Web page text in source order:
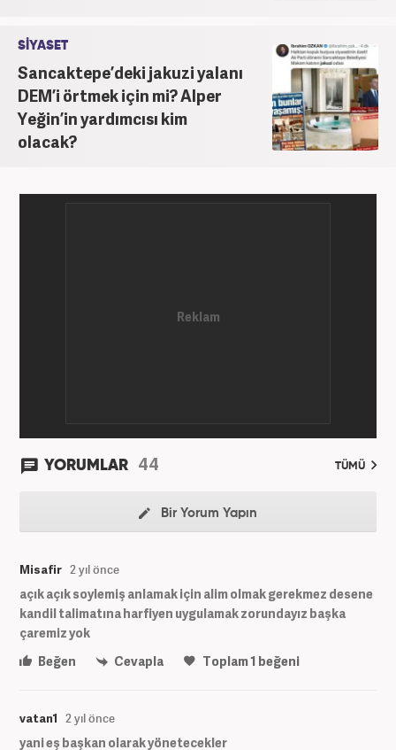
infografik ve video hazırladı. Hala Haber7'de Haber
SİYASET
Sancaktepe’deki jakuzi yalanı
DEM’i örtmek için mi? Alper
Yeğin’in yardımcısı kim
olacak?
YORUMLAR 44 TÜMÜ
Bir Yorum Yapın
Misafir 2 yıl önce
açık açık soylemiş anlamak için alim olmak gerekmez desene
kandil talimatına harfiyen uygulamak zorundayız başka
çaremiz yok
Beğen
Cevapla Toplam1 beğeni
vatan1 2 yıl önce
yani eş başkan olarak yönetecekler